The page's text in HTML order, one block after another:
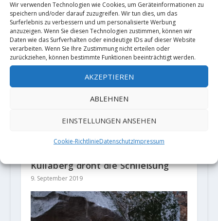
Wir verwenden Technologien wie Cookies, um Geräteinformationen zu
speichern und/oder darauf zuzugreifen. Wir tun dies, um das
Surferlebnis zu verbessern und um personalisierte Werbung
anzuzeigen. Wenn Sie diesen Technologien zustimmen, können wir
Daten wie das Surfverhalten oder eindeutige IDs auf dieser Website
verarbeiten. Wenn Sie Ihre Zustimmung nicht erteilen oder
zurückziehen, können bestimmte Funktionen beeinträchtigt werden.
AKZEPTIEREN
ABLEHNEN
EINSTELLUNGEN ANSEHEN
Cookie-RichtlinieDatenschutzImpressum
Alex Puccio meldet zwei 8B+
3. August 2020
Kullaberg droht die Schließung
9. September 2019